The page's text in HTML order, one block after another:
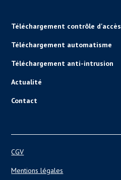
Téléchargement contrôle d'accès
Téléchargement automatisme
Téléchargement anti-intrusion
Actualité
Contact
CGV
Mentions légales